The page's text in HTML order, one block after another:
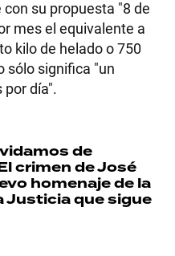
su propuesta "8 de
mes el equivalente a
kilo de helado o 750
sólo significa "un
por día".
de
crimen de José
homenaje de la
Justicia que sigue